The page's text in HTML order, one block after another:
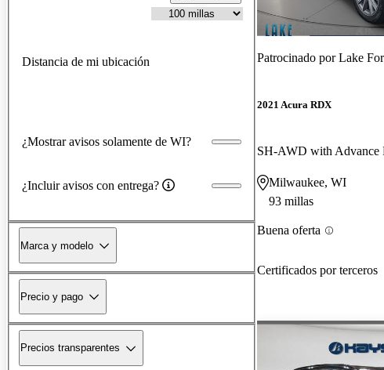
Distancia de mi ubicación
¿Mostrar avisos solamente de WI?
¿Incluir avisos con entrega?
Marca y modelo
Precio y pago
Precios transparentes
Patrocinado porLake
2021 Acura RDX
SH-AWD with Advance
Milwaukee, WI
93 millas
Buena oferta
Certificados por terceros